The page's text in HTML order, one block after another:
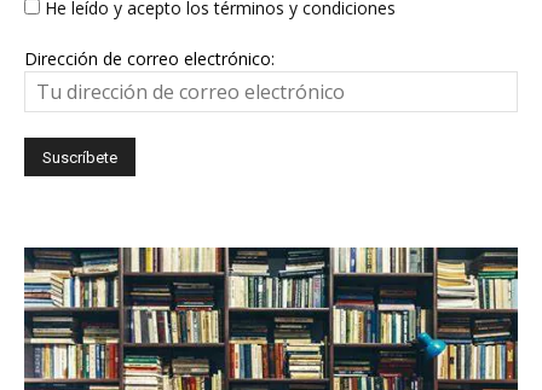
He leído y acepto los términos y condiciones
Dirección de correo electrónico: